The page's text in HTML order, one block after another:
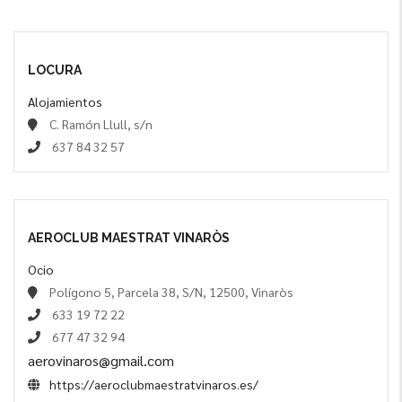
LOCURA
Alojamientos
C. Ramón Llull, s/n
637 84 32 57
AEROCLUB MAESTRAT VINARÒS
Ocio
Polígono 5, Parcela 38, S/N, 12500, Vinaròs
633 19 72 22
677 47 32 94
aerovinaros@gmail.com
https://aeroclubmaestratvinaros.es/